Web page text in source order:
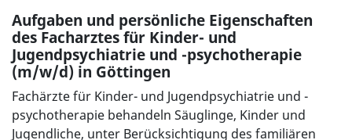
Aufgaben und persönliche Eigenschaften
des Facharztes für Kinder- und
Jugendpsychiatrie und -psychotherapie
(m/w/d) in Göttingen
Fachärzte für Kinder- und Jugendpsychiatrie und -
psychotherapie behandeln Säuglinge, Kinder und
Jugendliche, unter Berücksichtigung des familiären